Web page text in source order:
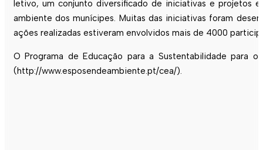
letivo, um conjunto diversificado de iniciativas e projetos
ambiente dos munícipes. Muitas das iniciativas foram
ações realizadas estiveram envolvidos mais de 4000
O Programa de Educação para a Sustentabilidade
(http://www.esposendeambiente.pt/cea/).